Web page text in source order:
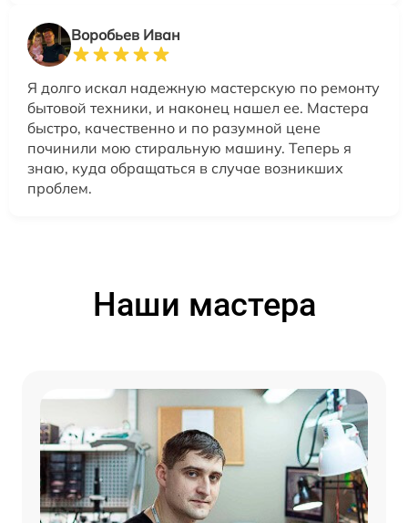
Воробьев Иван
Я долго искал надежную мастерскую по ремонту
бытовой техники, и наконец нашел ее. Мастера
быстро, качественно и по разумной цене
починили мою стиральную машину. Теперь я
знаю, куда обращаться в случае возникших
проблем.
Наши мастера